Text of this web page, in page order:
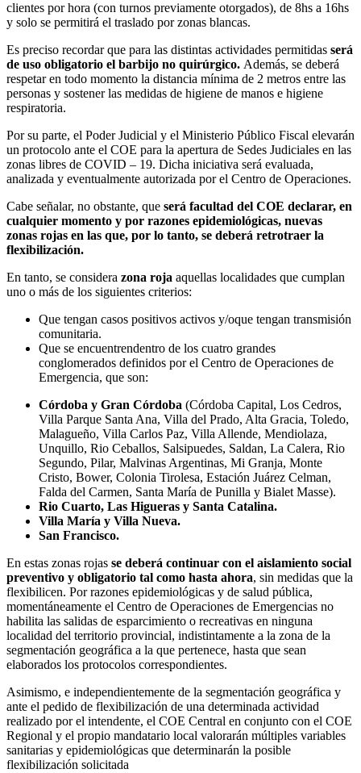
clientes por hora (con turnos previamente otorgados), de 8hs a 16hs
y solo se permitirá el traslado por zonas blancas.
Es preciso recordar que para las distintas actividades permitidas será
de uso obligatorio el barbijo no quirúrgico. Además, se deberá
respetar en todo momento la distancia mínima de 2 metros entre las
personas y sostener las medidas de higiene de manos e higiene
respiratoria.
Por su parte, el Poder Judicial y el Ministerio Público Fiscal elevarán
un protocolo ante el COE para la apertura de Sedes Judiciales en las
zonas libres de COVID – 19. Dicha iniciativa será evaluada,
analizada y eventualmente autorizada por el Centro de Operaciones.
Cabe señalar, no obstante, que será facultad del COE declarar, en
cualquier momento y por razones epidemiológicas, nuevas
zonas rojas en las que, por lo tanto, se deberá retrotraer la
flexibilización.
En tanto, se considera zona roja aquellas localidades que cumplan
uno o más de los siguientes criterios:
Que tengan casos positivos activos y/oque tengan transmisión
comunitaria.
Que se encuentrendentro de los cuatro grandes
conglomerados definidos por el Centro de Operaciones de
Emergencia, que son:
Córdoba y Gran Córdoba (Córdoba Capital, Los Cedros,
Villa Parque Santa Ana, Villa del Prado, Alta Gracia, Toledo,
Malagueño, Villa Carlos Paz, Villa Allende, Mendiolaza,
Unquillo, Rio Ceballos, Salsipuedes, Saldan, La Calera, Rio
Segundo, Pilar, Malvinas Argentinas, Mi Granja, Monte
Cristo, Bower, Colonia Tirolesa, Estación Juárez Celman,
Falda del Carmen, Santa María de Punilla y Bialet Masse).
Rio Cuarto, Las Higueras y Santa Catalina.
Villa María y Villa Nueva.
San Francisco.
En estas zonas rojas se deberá continuar con el aislamiento social
preventivo y obligatorio tal como hasta ahora, sin medidas que la
flexibilicen. Por razones epidemiológicas y de salud pública,
momentáneamente el Centro de Operaciones de Emergencias no
habilita las salidas de esparcimiento o recreativas en ninguna
localidad del territorio provincial, indistintamente a la zona de la
segmentación geográfica a la que pertenece, hasta que sean
elaborados los protocolos correspondientes.
Asimismo, e independientemente de la segmentación geográfica y
ante el pedido de flexibilización de una determinada actividad
realizado por el intendente, el COE Central en conjunto con el COE
Regional y el propio mandatario local valorarán múltiples variables
sanitarias y epidemiológicas que determinarán la posible
flexibilización solicitada